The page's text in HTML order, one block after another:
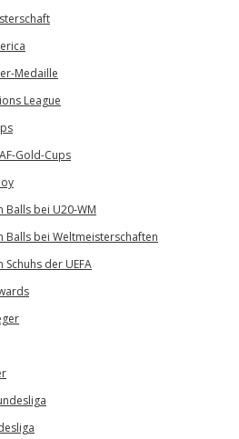
Medaille
League
Gold-Cups
Balls bei U20-WM
Balls bei Weltmeisterschaften
der UEFA